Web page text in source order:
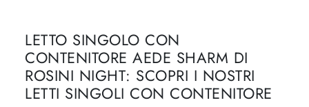
LETTO SINGOLO CON
CONTENITORE AEDE SHARM DI
ROSINI NIGHT: SCOPRI I NOSTRI
LETTI SINGOLI CON CONTENITORE